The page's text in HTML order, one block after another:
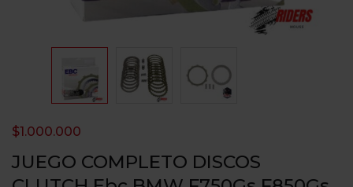
JUEGO COMPLETO DISCOS
$1.000.000